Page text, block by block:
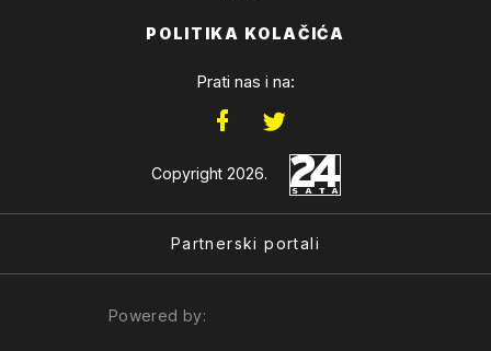
POLITIKA KOLAČIĆA
Prati nas i na:
Copyright 2026.
Partnerski portali
Powered by: